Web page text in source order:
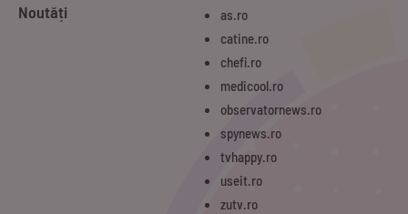
Noutăți
as.ro
catine.ro
chefi.ro
medicool.ro
observatornews.ro
spynews.ro
tvhappy.ro
useit.ro
zutv.ro